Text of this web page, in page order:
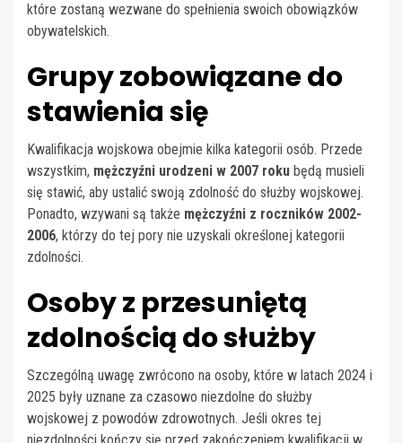
które zostaną wezwane do spełnienia swoich obowiązków
obywatelskich.
Grupy zobowiązane do
stawienia się
Kwalifikacja wojskowa obejmie kilka kategorii osób. Przede
wszystkim, mężczyźni urodzeni w 2007 roku będą musieli
się stawić, aby ustalić swoją zdolność do służby wojskowej.
Ponadto, wzywani są także mężczyźni z roczników 2002-
2006, którzy do tej pory nie uzyskali określonej kategorii
zdolności.
Osoby z przesuniętą
zdolnością do służby
Szczególną uwagę zwrócono na osoby, które w latach 2024 i
2025 były uznane za czasowo niezdolne do służby
wojskowej z powodów zdrowotnych. Jeśli okres tej